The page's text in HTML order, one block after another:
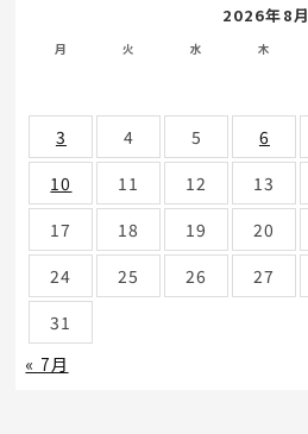
2026年8月
月 火 水 木
3
4 5 6
10
11 12 13
17
18 19 20
24
25 26 27
31
« 7月